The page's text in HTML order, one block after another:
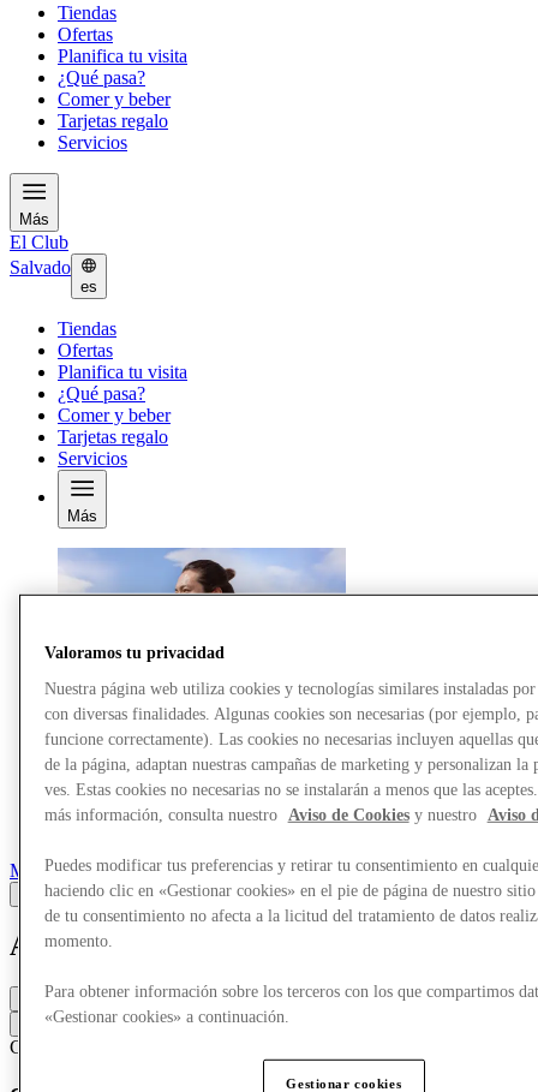
Tiendas
Ofertas
Planifica tu visita
¿Qué pasa?
Comer y beber
Tarjetas regalo
Servicios
Más
El Club
Salvado
es
Tiendas
Ofertas
Planifica tu visita
¿Qué pasa?
Comer y beber
Tarjetas regalo
Servicios
Más
Marcas
ASICS
Cerrado
Contacta con la tienda
Calzado
Valoramos tu privacidad
Nuestra página web utiliza cookies y tecnologías similares instaladas
con diversas finalidades. Algunas cookies son necesarias (por ejemplo,
funcione correctamente). Las cookies no necesarias incluyen aquellas
de la página, adaptan nuestras campañas de marketing y personalizan la
ves. Estas cookies no necesarias no se instalarán a menos que las
más información, consulta nuestro
Aviso de Cookiesy nuestro Aviso
Puedes modificar tus preferencias y retirar tu consentimiento en
haciendo clic en «Gestionar cookies» en el pie de página de nuestro
de tu consentimiento no afecta a la licitud del tratamiento de datos
momento.
Para obtener información sobre los terceros con los que compartimos
«Gestionar cookies» a continuación.
Gestionar cookies